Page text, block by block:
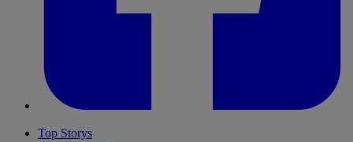
Top Storys